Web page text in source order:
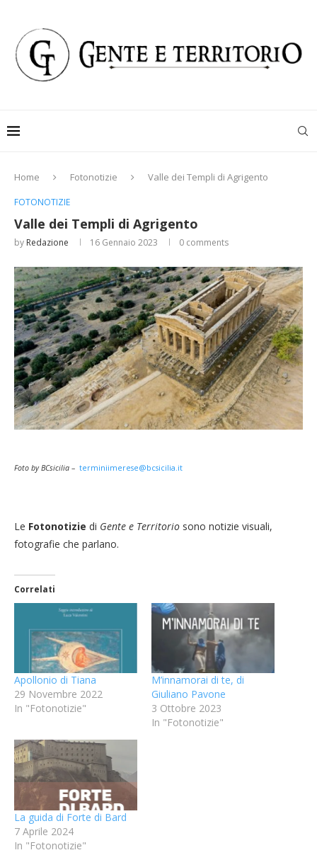
Home Fotonotizie Valle dei Templi di Agrigento
FOTONOTIZIE
Valle dei Templi di Agrigento
by Redazione 16 Gennaio 2023 0 comments
Foto by BCsicilia – terminiimerese@bcsicilia.it
Le Fotonotizie di Gente e Territorio sono notizie visuali,
fotografie che parlano.
Correlati
Apollonio di Tiana
29 Novembre 2022
In "Fotonotizie"
M’innamorai di te, di
Giuliano Pavone
3 Ottobre 2023
In "Fotonotizie"
La guida di Forte di Bard
7 Aprile 2024
In "Fotonotizie"